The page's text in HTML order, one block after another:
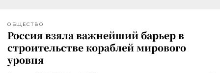
ОБЩЕСТВО
Россия взяла важнейший барьер в
строительстве кораблей мирового
уровня